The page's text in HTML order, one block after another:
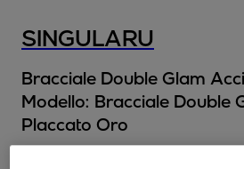
SINGULARU
Bracciale Double Glam
Modello: Bracciale Double
Placcato Oro